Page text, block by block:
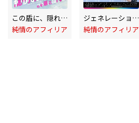
この盾に、隠れます。
純情のアフィリア
ジェネレーション・ギャップ
純情のアフィリア